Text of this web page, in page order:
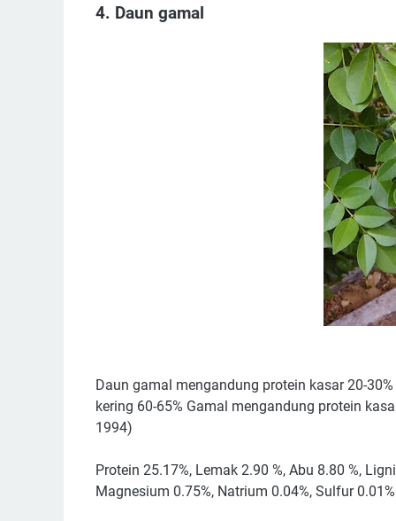
4. Daun gamal
Daun gamal mengandung protein kasar 20-
kering 60-65% Gamal mengandung protein
1994)
Protein 25.17%, Lemak 2.90 %, Abu 8.80 %,
Magnesium 0.75%, Natrium 0.04%, Sulfur